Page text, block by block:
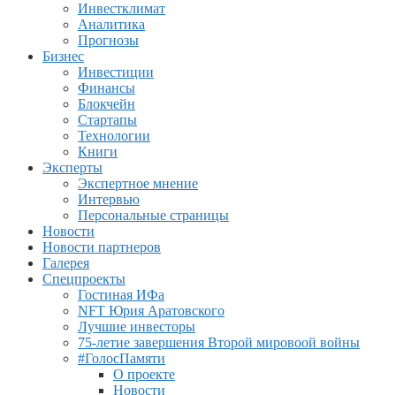
Инвестклимат
Аналитика
Прогнозы
Бизнес
Инвестиции
Финансы
Блокчейн
Стартапы
Технологии
Книги
Эксперты
Экспертное мнение
Интервью
Персональные страницы
Новости
Новости партнеров
Галерея
Спецпроекты
Гостиная ИФа
NFT Юрия Аратовского
Лучшие инвесторы
75-летие завершения Второй мировоой войны
#ГолосПамяти
О проекте
Новости